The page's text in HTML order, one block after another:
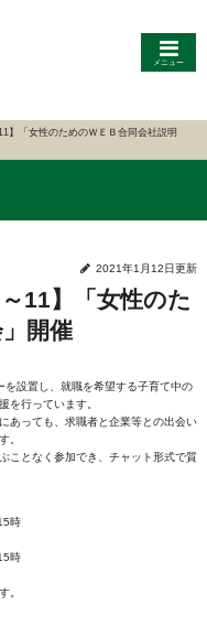
メニュー
】「女性のためのＷＥＢ合同会社説明
2021年1月12日更新
11】「女性のた
開催
設置し、就職を希望する子育て中の
を行っています。
あっても、求職者と企業等との出会い
。
ことなく参加でき、チャット形式で質
時
時
。